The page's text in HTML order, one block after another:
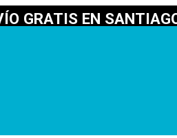
GRATIS EN